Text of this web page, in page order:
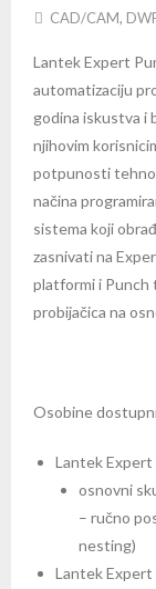
CAD/CAM,
Lantek Expert
automatizaciju
godina iskustva i
njihovim
potpunosti
načina
sistema koji
zasnivati na
platformi i Punch
probijačica na
Osobine
Lantek Expert
osnovni
– ručno
nesting)
Lantek Expert